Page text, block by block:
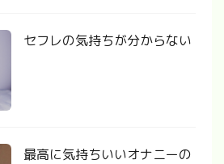
セフレの気持ちが分からない
最高に気持ちいいオナニーの